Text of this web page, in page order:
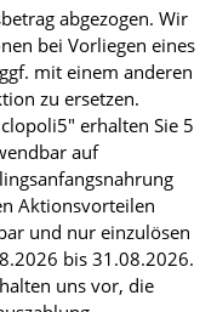
abgezogen. Wir
bei Vorliegen eines
mit einem anderen
zu ersetzen.
erhalten Sie 5
auf
Aktionsvorteilen
und nur einzulösen
bis 31.08.2026.
uns vor, die